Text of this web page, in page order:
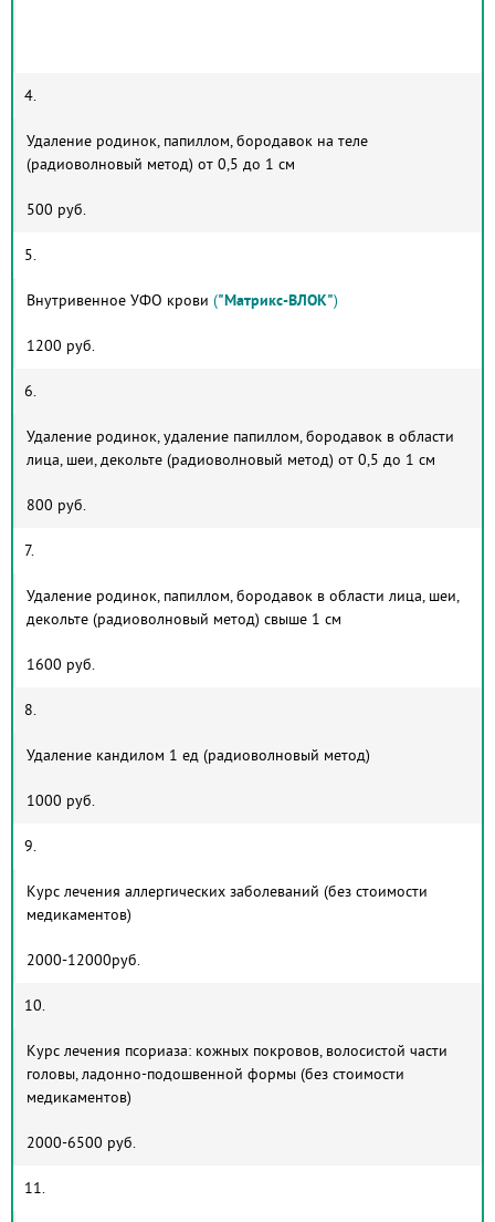
4.
Удаление родинок, папиллом, бородавок на теле
(радиоволновый метод) от 0,5 до 1 см
500 руб.
5.
Внутривенное УФО крови ("Матрикс-ВЛОК")
1200 руб.
6.
Удаление родинок, удаление папиллом, бородавок в области
лица, шеи, декольте (радиоволновый метод) от 0,5 до 1 см
800 руб.
7.
Удаление родинок, папиллом, бородавок в области лица, шеи,
декольте (радиоволновый метод) свыше 1 см
1600 руб.
8.
Удаление кандилом 1 ед (радиоволновый метод)
1000 руб.
9.
Курс лечения аллергических заболеваний (без стоимости
медикаментов)
2000-12000руб.
10.
Курс лечения псориаза: кожных покровов, волосистой части
головы, ладонно-подошвенной формы (без стоимости
медикаментов)
2000-6500 руб.
11.